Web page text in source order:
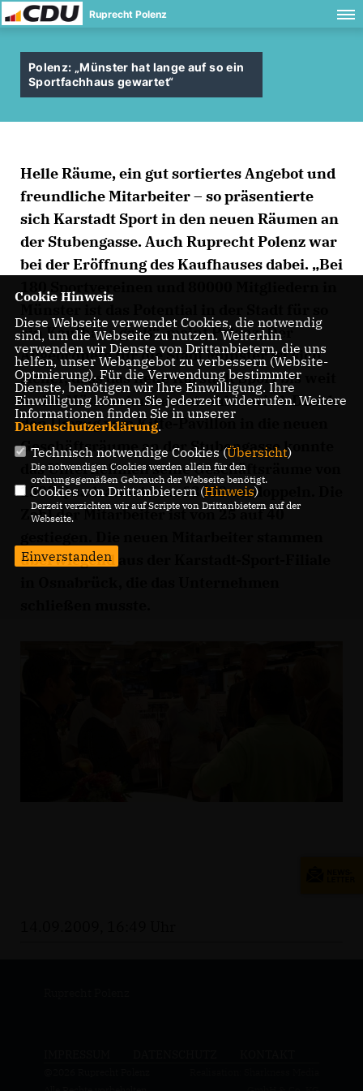
Ruprecht Polenz
Polenz: „Münster hat lange auf so ein
Sportfachhaus gewartet“
Helle Räume, ein gut sortiertes Angebot und
freundliche Mitarbeiter – so präsentierte
sich Karstadt Sport in den neuen Räumen an
der Stubengasse. Auch Ruprecht Polenz war
bei der Eröffnung des Kaufhauses dabei. „Bei
180 Sportvereinen und 80000 Mitgliedern in
ein Kaufhaus groß“, meint Polenz. Der
Abgeordnete für die Stadt Münster ist sich
sicher, dass das neue Karstadt Sport bis weit
in das Münsterland ausstrahlen wird. Durch
den Umzug vom Kiffe-Pavillon in die neuen
Geschäftsräume an der Stubengasse konnte
das Unternehmen seine Geschäftsräume von
1500 Quadratmeter auf 3000 verdoppeln. Die
Zahl der Mitarbeiter ist von 25 auf 40
überwiegend aus der Karstadt-Sport-Filiale
Cookie Hinweis
Diese Webseite verwendet Cookies, die notwendig
sind, um die Webseite zu nutzen. Weiterhin
verwenden wir Dienste von Drittanbietern, die uns
helfen, unser Webangebot zu verbessern (Website-
Optmierung). Für die Verwendung bestimmter
Dienste, benötigen wir Ihre Einwilligung. Ihre
Einwilligung können Sie jederzeit widerrufen. Weitere
Informationen finden Sie in unserer
Datenschutzerklärung.
Technisch notwendige Cookies (Übersicht)
Die notwendigen Cookies werden allein für den
ordnungsgemäßen Gebrauch der Webseite benötigt.
Cookies von Drittanbietern (Hinweis)
Derzeit verzichten wir auf Scripte von Drittanbietern auf der
Webseite.
Einverstanden